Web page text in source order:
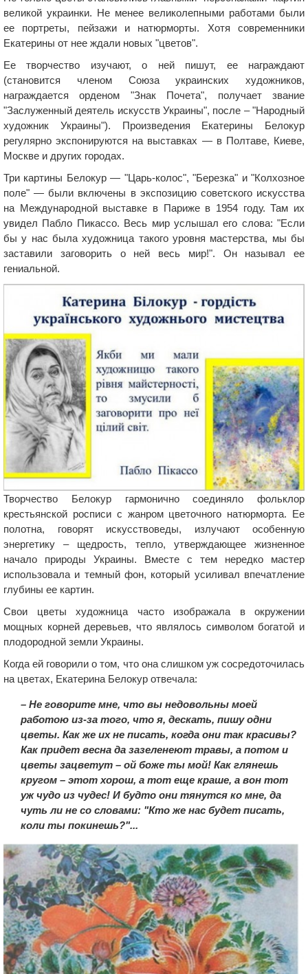
великой украинки. Не менее великолепными работами были
ее портреты, пейзажи и натюрморты. Хотя современники
Екатерины от нее ждали новых "цветов".
Ее творчество изучают, о ней пишут, ее награждают
(становится членом Союза украинских художников,
награждается орденом "Знак Почета", получает звание
"Заслуженный деятель искусств Украины", после – "Народный
художник Украины"). Произведения Екатерины Белокур
регулярно экспонируются на выставках — в Полтаве, Киеве,
Москве и других городах.
Три картины Белокур — "Царь-колос", "Березка" и "Колхозное
поле" — были включены в экспозицию советского искусства
на Международной выставке в Париже в 1954 году. Там их
увидел Пабло Пикассо. Весь мир услышал его слова: "Если
бы у нас была художница такого уровня мастерства, мы бы
заставили заговорить о ней весь мир!". Он называл ее
гениальной.
Творчество Белокур гармонично соединяло фольклор
крестьянской росписи с жанром цветочного натюрморта. Ее
полотна, говорят искусствоведы, излучают особенную
энергетику – щедрость, тепло, утверждающее жизненное
начало природы Украины. Вместе с тем нередко мастер
использовала и темный фон, который усиливал впечатление
глубины ее картин.
Свои цветы художница часто изображала в окружении
мощных корней деревьев, что являлось символом богатой и
плодородной земли Украины.
Когда ей говорили о том, что она слишком уж сосредоточилась
на цветах, Екатерина Белокур отвечала:
– Не говорите мне, что вы недовольны моей
работою из-за того, что я, дескать, пишу одни
цветы. Как же их не писать, когда они так красивы?
Как придет весна да зазеленеют травы, а потом и
цветы зацветут – ой боже ты мой! Как глянешь
кругом – этот хорош, а тот еще краше, а вон тот
уж чудо из чудес! И будто они тянутся ко мне, да
чуть ли не со словами: "Кто же нас будет писать,
коли ты покинешь?"...